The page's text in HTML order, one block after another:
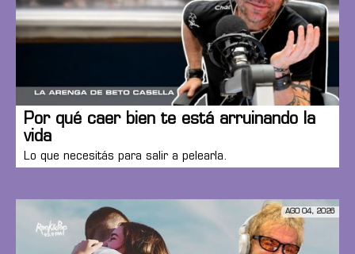
Por qué caer bien te está arruinando la
vida
Lo que necesitás para salir a pelearla.
AGO 04, 2026